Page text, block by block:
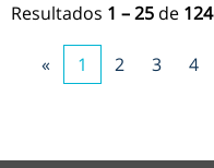
Resultados 1 – 25 de 124
« 1 2 3 4